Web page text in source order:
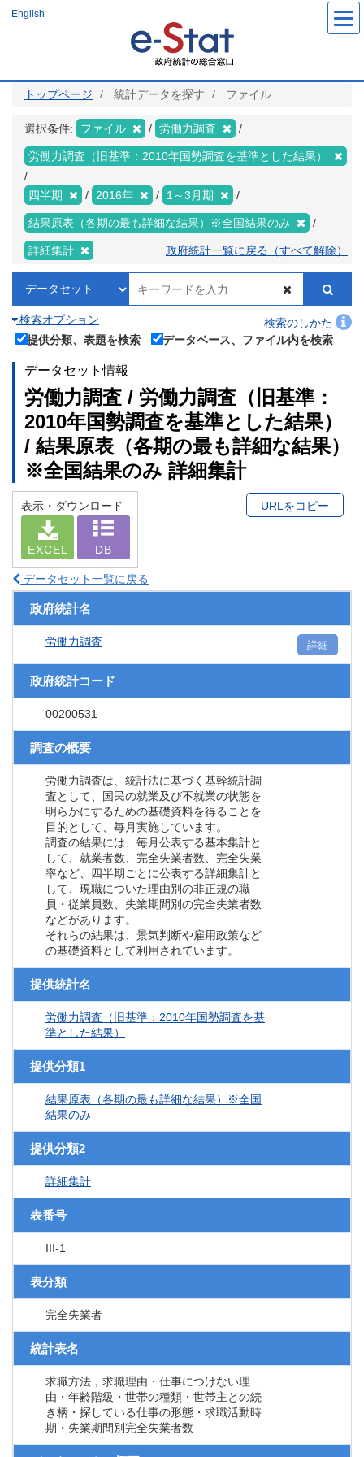
ツ
English
トップページ 統計データを探す ファイル
選択条件: ファイル 労働力調査
労働力調査（旧基準：2010年国勢調査を基準とした結果）
四半期 2016年 1～3月期
結果原表（各期の最も詳細な結果）※全国結果のみ
詳細集計 政府統計一覧に戻る（すべて解除）
検索オプション
検索のしかた
提供分類、表題を検索
データベース、ファイル内を検索
データセット情報
労働力調査 / 労働力調査（旧基準：
2010年国勢調査を基準とした結果）
/ 結果原表（各期の最も詳細な結果）
※全国結果のみ 詳細集計
表示・ダウンロード
EXCEL DB
URLをコピー
データセット一覧に戻る
政府統計名
労働力調査 詳細
政府統計コード
00200531
調査の概要
労働力調査は、統計法に基づく基幹統計調
査として、国民の就業及び不就業の状態を
明らかにするための基礎資料を得ることを
目的として、毎月実施しています。
調査の結果には、毎月公表する基本集計と
して、就業者数、完全失業者数、完全失業
率など、四半期ごとに公表する詳細集計と
して、現職についた理由別の非正規の職
員・従業員数、失業期間別の完全失業者数
などがあります。
それらの結果は、景気判断や雇用政策など
の基礎資料として利用されています。
提供統計名
労働力調査（旧基準：2010年国勢調査を基
準とした結果）
提供分類1
結果原表（各期の最も詳細な結果）※全国
結果のみ
提供分類2
詳細集計
表番号
III-1
表分類
完全失業者
統計表名
求職方法，求職理由・仕事につけない理
由・年齢階級・世帯の種類・世帯主との続
き柄・探している仕事の形態・求職活動時
期・失業期間別完全失業者数